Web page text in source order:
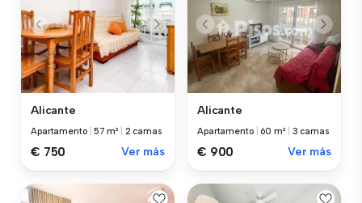
Alicante
Apartamento |57 m² 2 camas
€ 750 Ver más
Alicante
Apartamento 60 m² 3 camas
€ 900 Ver más